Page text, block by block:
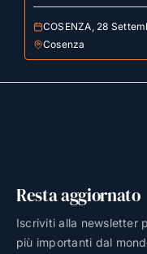
COSENZA, 28
Cosenza
Resta aggiornato
Iscriviti alla newsletter
più importanti dal